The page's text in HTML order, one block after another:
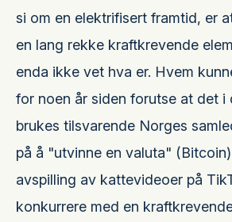
si om en elektrifisert framtid, er
en lang rekke kraftkrevende
enda ikke vet hva er. Hvem
for noen år siden forutse at det i
brukes tilsvarende Norges
på å "utvinne en valuta"
avspilling av kattevideoer på
konkurrere med en